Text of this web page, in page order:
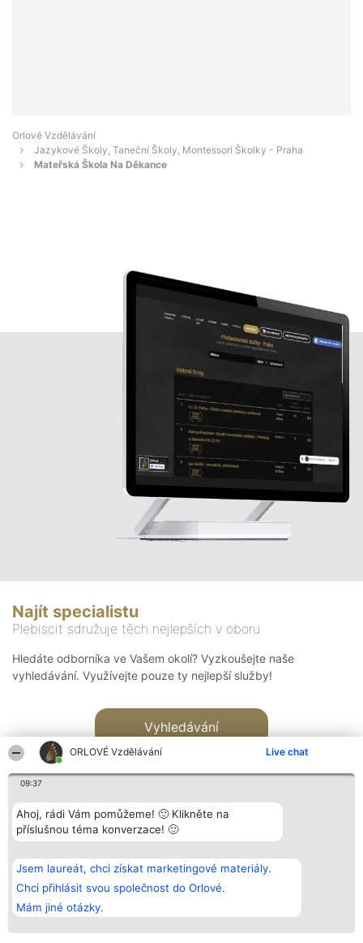
ORLOVÉ Vzdělávání Live chat
09:37
Ahoj, rádi Vám pomůžeme! 🙂 Klikněte na
příslušnou téma konverzace! 🙂
Jsem laureát, chci získat marketingové materiály.
Chci přihlásit svou společnost do Orlové.
Mám jiné otázky.
Orlové Vzdělávání
Jazykové Školy, Taneční Školy, Montessori Školky - Praha
Mateřská Škola Na Děkance
Najít specialistu
Plebiscit sdružuje těch nejlepších v oboru
Hledáte odborníka ve Vašem okolí? Vyzkoušejte naše
vyhledávání. Využívejte pouze ty nejlepší služby!
Vyhledávání
Bright Side Solutions sp. z o.
o. sp. k.
ul. Ruska 22
Wrocław 50-079
KRS 0000749100 | Regon
381313360 | NIP 8943132676
Vítězové
Seznam všech
laureátů
Zásady
Zásady
Kontakt